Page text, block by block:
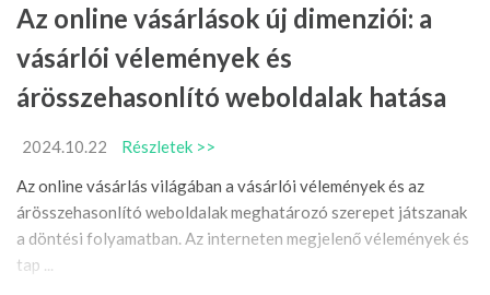
Az online vásárlások új dimenziói: a
vásárlói vélemények és
árösszehasonlító weboldalak hatása
2024.10.22
Részletek >>
Az online vásárlás világában a vásárlói vélemények és az
árösszehasonlító weboldalak meghatározó szerepet játszanak
a döntési folyamatban. Az interneten megjelenő vélemények és
tap ...